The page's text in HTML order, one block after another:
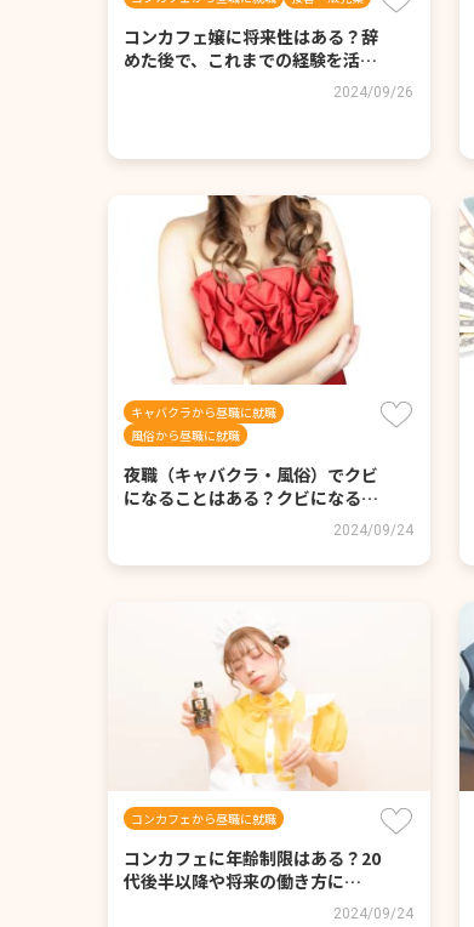
コンカフェ嬢に将来性はある？辞
めた後で、これまでの経験を活…
2024/09/26
キャバクラから昼職に就職
風俗から昼職に就職
夜職（キャバクラ・風俗）でクビ
になることはある？クビになる…
2024/09/24
コンカフェから昼職に就職
コンカフェに年齢制限はある？20
代後半以降や将来の働き方に…
2024/09/24